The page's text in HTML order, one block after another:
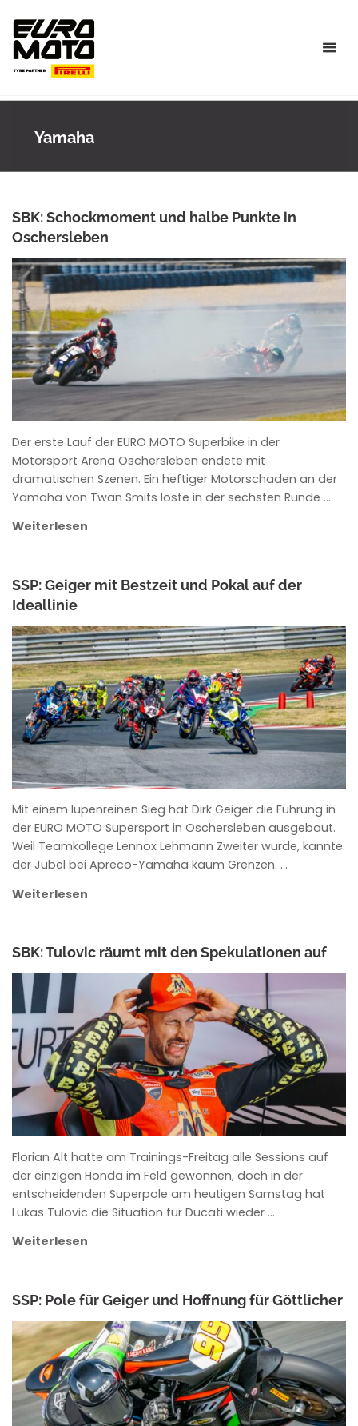
content
Yamaha
SBK: Schockmoment und halbe Punkte in
Oschersleben
ANKE WIECZOREK
Der erste Lauf der EURO MOTO Superbike in der
Motorsport Arena Oschersleben endete mit
dramatischen Szenen. Ein heftiger Motorschaden an der
Yamaha von Twan Smits löste in der sechsten Runde …
Weiterlesen
SSP: Geiger mit Bestzeit und Pokal auf der
Ideallinie
ANKE WIECZOREK
Mit einem lupenreinen Sieg hat Dirk Geiger die Führung in
der EURO MOTO Supersport in Oschersleben ausgebaut.
Weil Teamkollege Lennox Lehmann Zweiter wurde, kannte
der Jubel bei Apreco-Yamaha kaum Grenzen. …
Weiterlesen
SBK: Tulovic räumt mit den Spekulationen auf
ANKE WIECZOREK
Florian Alt hatte am Trainings-Freitag alle Sessions auf
der einzigen Honda im Feld gewonnen, doch in der
entscheidenden Superpole am heutigen Samstag hat
Lukas Tulovic die Situation für Ducati wieder …
Weiterlesen
SSP: Pole für Geiger und Hoffnung für Göttlicher
ANKE WIECZOREK